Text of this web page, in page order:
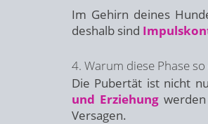
Im Gehirn deines
deshalb sind
4. Warum diese Phase
Die Pubertät ist nicht
und Erziehung
Versagen.